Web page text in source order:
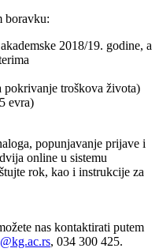
boravku:
2018/19. godine, a
pokrivanje troškova života)
evra)
popunjavanje prijave i
online u sistemu
rok, kao i instrukcije za
nas kontaktirati putem
, 034 300 425.